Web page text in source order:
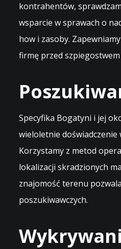
kontrahentów,
wsparcie w sprawach o
how i zasoby.
firmę przed szpiegostwem
Specyfika Bogatyni i jej
wieloletnie
Korzystamy z metod
lokalizacji skradzionych
znajomość terenu
poszukiwawczych.